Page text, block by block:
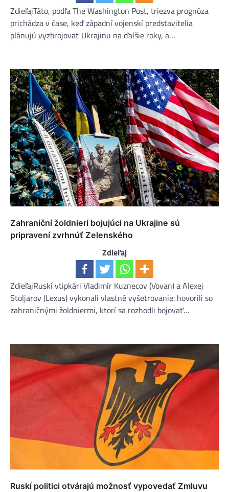
ZdieľajTáto, podľa The Washington Post, triezva prognóza
prichádza v čase, keď západní vojenskí predstavitelia
plánujú vyzbrojovať Ukrajinu na ďalšie roky, a…
Zahraniční žoldnieri bojujúci na Ukrajine sú
pripravení zvrhnúť Zelenského
Zdieľaj
ZdieľajRuskí vtipkári Vladimír Kuznecov (Vovan) a Alexej
Stoljarov (Lexus) vykonali vlastné vyšetrovanie: hovorili so
zahraničnými žoldniermi, ktorí sa rozhodli bojovať…
Ruskí politici otvárajú možnosť vypovedať Zmluvu